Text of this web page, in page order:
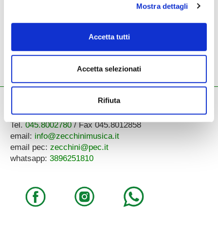
Mostra dettagli
Accetta tutti
Accetta selezionati
Rifiuta
Led Blade
Pianoforti - Strumenti musicali
Tel.045.8002780/ Fax 045.8012858
email: info@zecchinimusica.it
email pec: zecchini@pec.it
whatsapp: 3896251810